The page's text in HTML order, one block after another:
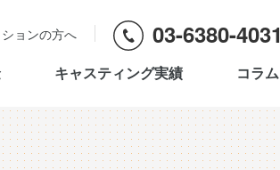
ョンの方へ 03-6380-4031
キャスティング実績 コラム